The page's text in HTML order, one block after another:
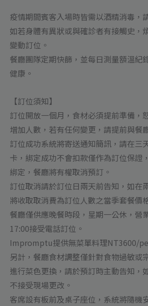
疫情期間賓客入場時皆需以酒精消毒，
如若身體有異狀或與確診者有接觸史，
變動訂位。
餐廳團隊定期快篩，並每日測量額溫紀
健康。
【訂位須知】
訂位開放一個月，食材必須提前準備，
增加人數，若有任何變更，請提前與餐
訂位成功系統將寄送通知簡訊，請在三
卡，綁定成功不會扣款僅作為訂位保證
綁定，餐廳將有權取消預訂。
訂位取消請於訂位日兩天前告知，如在
將收取取消費為訂位人數之當季套餐價
餐廳僅供應晚餐時段，星期一公休，營
17:00接受電話訂位。
Impromptu提供無菜單料理NT3600/
另計，餐廳食材調整僅針對食物過敏或
進行菜色更換，請於預訂時主動告知，
不接受現場更改。
客席設有板前及桌子座位，系統將隨機
位
預
約
代
數
量